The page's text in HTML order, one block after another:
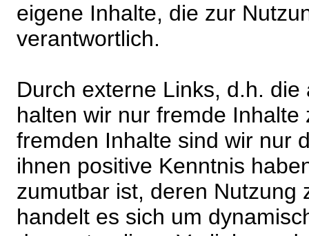
eigene Inhalte, die zur
verantwortlich.
Durch externe Links, d.h.
halten wir nur fremde
fremden Inhalte sind wir nur
ihnen positive Kenntnis
zumutbar ist, deren Nutzung
handelt es sich um